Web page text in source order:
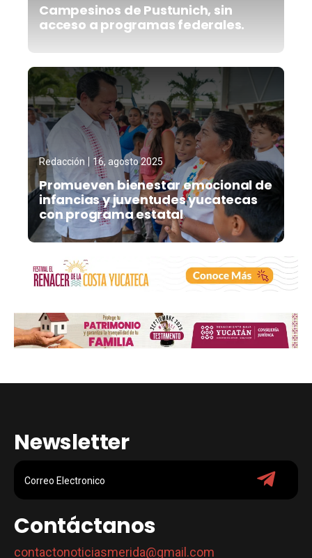
Campesinos de Pustunich, sin
acceso a programas federales.
Redacción 16, agosto 2025
Promueven bienestar emocional de
infancias y juventudes yucatecas
con programa estatal
Newsletter
Contáctanos
contactonoticiasmerida@gmail.com